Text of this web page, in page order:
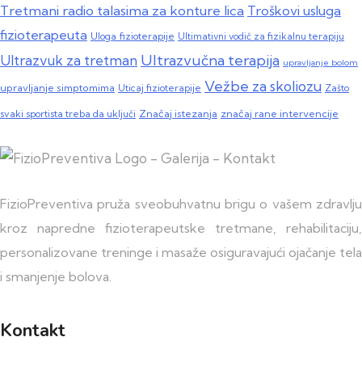
Tretmani radio talasima za konture lica Troškovi usluga
fizioterapeuta Uloga fizioterapije Ultimativni vodič za fizikalnu terapiju
Ultrazvuk za tretman Ultrazvučna terapija upravljanje bolom
upravljanje simptomima Uticaj fizioterapije Vežbe za skoliozu Zašto
svaki sportista treba da uključi Značaj istezanja značaj rane intervencije
FizioPreventiva pruža sveobuhvatnu brigu o vašem zdravlju
kroz napredne fizioterapeutske tretmane, rehabilitaciju,
personalizovane treninge i masaže osiguravajući ojačanje tela
i smanjenje bolova.
Kontakt